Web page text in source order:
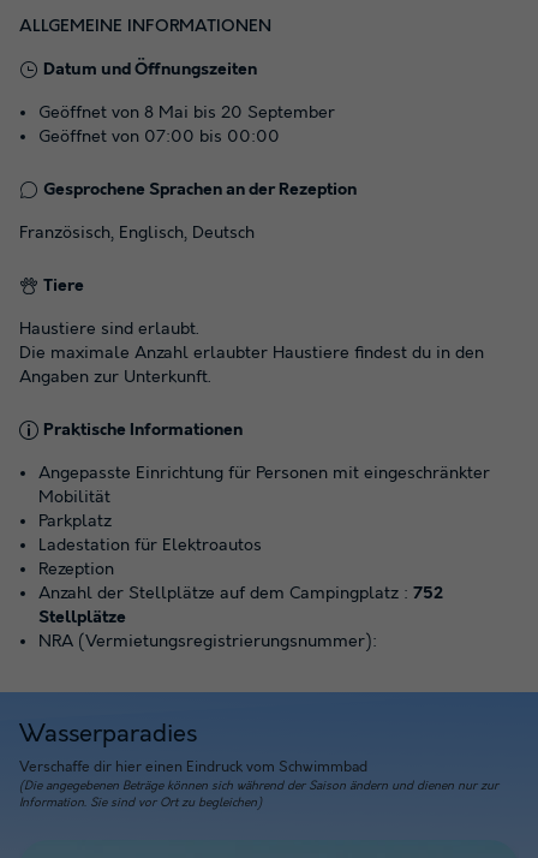
ALLGEMEINE INFORMATIONEN
Datum und Öffnungszeiten
Geöffnet von 8 Mai bis 20 September
Geöffnet von 07:00 bis 00:00
Gesprochene Sprachen an der Rezeption
Französisch, Englisch, Deutsch
Tiere
Haustiere sind erlaubt.
Die maximale Anzahl erlaubter Haustiere findest du in den
Angaben zur Unterkunft.
Praktische Informationen
Angepasste Einrichtung für Personen mit eingeschränkter
Mobilität
Parkplatz
Ladestation für Elektroautos
Rezeption
Anzahl der Stellplätze auf dem Campingplatz : 752
Stellplätze
NRA (Vermietungsregistrierungsnummer):
Wasserparadies
Verschaffe dir hier einen Eindruck vom Schwimmbad
(Die angegebenen Beträge können sich während der Saison ändern und dienen nur zur
Information. Sie sind vor Ort zu begleichen)